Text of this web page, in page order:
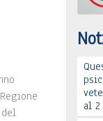
al 2